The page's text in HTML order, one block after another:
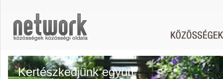
Kertészkedjünk együtt